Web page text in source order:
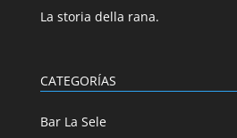
La storia della rana.
CATEGORÍAS
Bar La Sele